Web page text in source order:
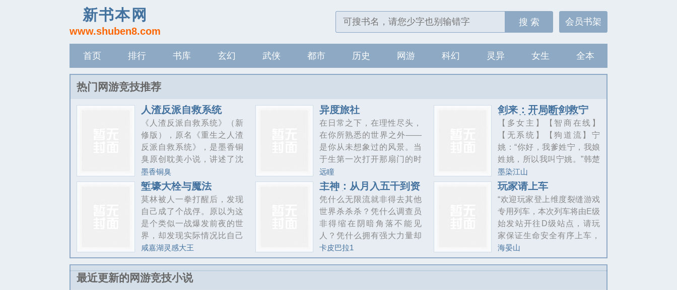
新书本网
www.shuben8.com
会员书架
搜 索
首页 排行 书库 玄幻 武侠 都市 历史 网游 科幻 灵异 女生 全本
记录
热门网游竞技推荐
人渣反派自救系统
《人渣反派自救系统》（新
修版），原名《重生之人渣
反派自救系统》，是墨香铜
臭原创耽美小说，讲述了沈
垣作为一个书迷穿越成为书
中人渣反派，改变原来剧
情，拯救自己的故事。
墨香铜臭
异度旅社
在日常之下，在理性尽头，
在你所熟悉的世界之外——
是你从未想象过的风景。当
于生第一次打开那扇门的时
候，他所熟悉的世界便轰然
倒塌。而那直抵世界根源
的“真相”，扑面而来。
远瞳
剑来：开局断剑救宁
姚，她送我压裙刀
【多女主】【智商在线】
【无系统】【狗道流】宁
姚：“你好，我爹姓宁，我娘
姓姚，所以我叫宁姚。”韩楚
风：“你好，我爹姓韩，我娘
姓楚，所以我们的孩子叫韩
宁！”
墨染江山
堑壕大栓与魔法
莫林被人一拳打醒后，发现
自己成了个战俘。原以为这
是个类似一战爆发前夜的世
界，却发现实际情况比自己
想得更糟糕。而且为什么我
一个帝国士兵，和国际纵队
的志愿者成了盟军啊！铁罐
头一样的手持剑盾的突击士
咸嘉湖灵感大王
主神：从月入五千到资
产千亿
凭什么无限流就非得去其他
世界杀杀杀？凭什么调查员
非得缩在阴暗角落不能见
人？凭什么拥有强大力量却
还要被当成消耗品？乔木越
想越不对劲。谁拥有力量，
谁就该拥有财富、掌握权
卡皮巴拉1
玩家请上车
“欢迎玩家登上维度裂缝游戏
专用列车，本次列车将由E级
始发站开往D级站点，请玩
家保证生命安全有序上车，
并遵守乘车规则。”“乘车规则
如下：”“1.非游戏物品请勿带
上列车。（内衣裤除外）”“2.
海晏山
最近更新的网游竞技小说